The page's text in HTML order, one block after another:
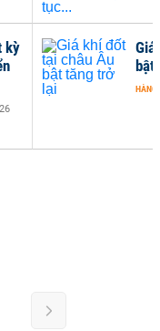
bật
HÀNG
kỳ